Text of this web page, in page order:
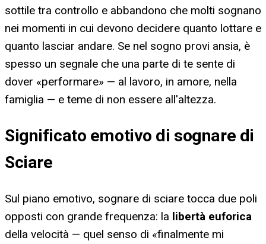
sottile tra controllo e abbandono che molti sognano
nei momenti in cui devono decidere quanto lottare e
quanto lasciar andare. Se nel sogno provi ansia, è
spesso un segnale che una parte di te sente di
dover «performare» — al lavoro, in amore, nella
famiglia — e teme di non essere all'altezza.
Significato emotivo di sognare di
Sciare
Sul piano emotivo, sognare di sciare tocca due poli
opposti con grande frequenza: la libertà euforica
della velocità — quel senso di «finalmente mi